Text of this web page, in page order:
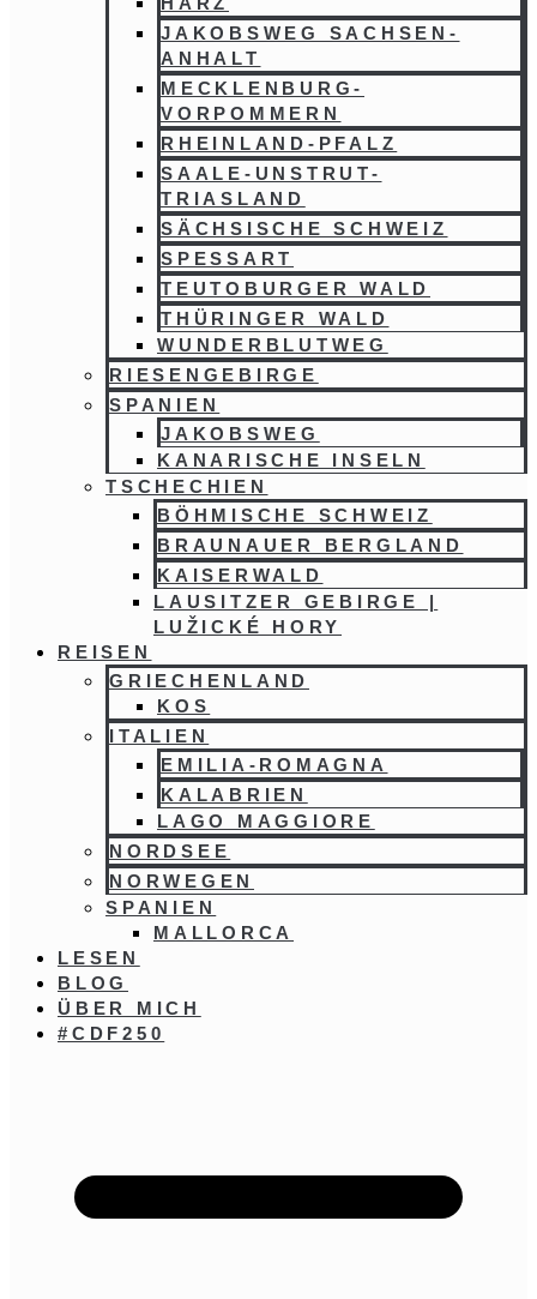
JAKOBSWEG SACHSEN-
ANHALT
MECKLENBURG-
VORPOMMERN
RHEINLAND-PFALZ
SAALE-UNSTRUT-
TRIASLAND
SÄCHSISCHE SCHWEIZ
SPESSART
TEUTOBURGER WALD
THÜRINGER WALD
WUNDERBLUTWEG
RIESENGEBIRGE
SPANIEN
JAKOBSWEG
KANARISCHE INSELN
TSCHECHIEN
BÖHMISCHE SCHWEIZ
BRAUNAUER BERGLAND
KAISERWALD
LAUSITZER GEBIRGE |
LUŽICKÉ HORY
REISEN
GRIECHENLAND
KOS
ITALIEN
EMILIA-ROMAGNA
KALABRIEN
LAGO MAGGIORE
NORDSEE
NORWEGEN
SPANIEN
MALLORCA
LESEN
BLOG
ÜBER MICH
#CDF250